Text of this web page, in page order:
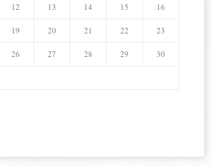
12 13 14 15 16
19 20 21 22 23
26 27 28 29 30